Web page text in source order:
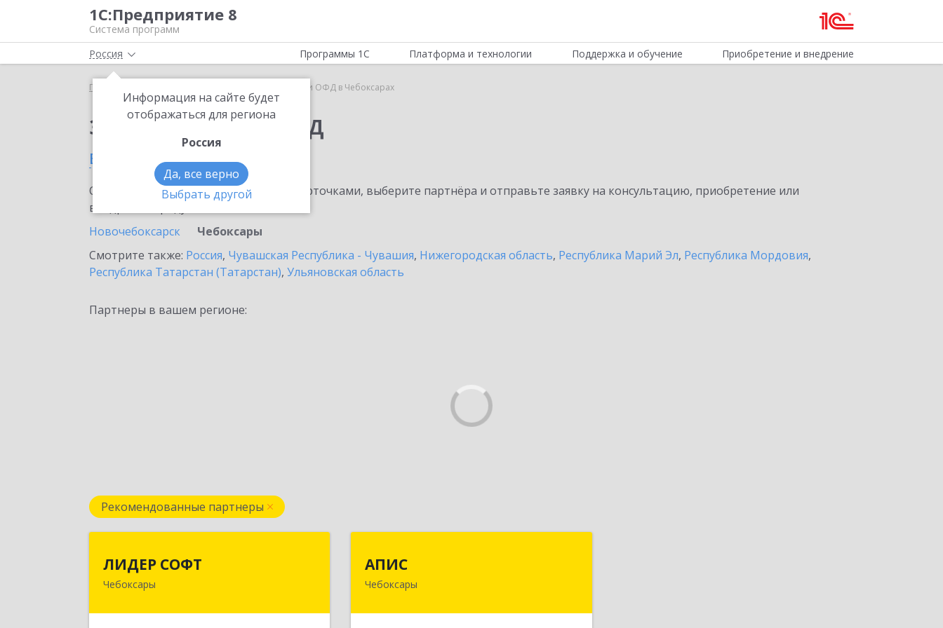
1С:Предприятие 8
Система программ
Россия
Информация на сайте будет
отображаться для региона
Россия
Да, все верно
Выбрать другой
Программы 1С Платформа и технологии Поддержка и обучение Приобретение и внедрение
Главная 1С-Чеки ОФД в Чебоксарах
Заказать 1С-Чеки ОФД
в Чебоксарах
Ознакомьтесь с информационными карточками, выберите партнёра и отправьте заявку на консультацию, приобретение или
внедрение продукта.
Новочебоксарск
Чебоксары
Смотрите также: Россия, Чувашская Республика - Чувашия, Нижегородская область, Республика Марий Эл, Республика Мордовия,
Республика Татарстан (Татарстан), Ульяновская область
Партнеры в вашем регионе:
Рекомендованные партнеры
ЛИДЕР СОФТ
Чебоксары428018, Чувашская Республика -
АПИС
Чебоксары428001, Чувашская Республика -